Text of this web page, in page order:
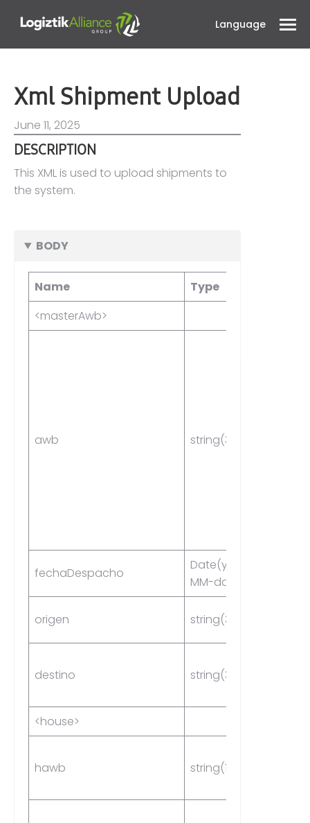
Language
Xml Shipment Upload
June 11, 2025
DESCRIPTION
This XML is used to upload shipments to
the system.
BODY
Name Type
<masterAwb>
awb string(34)
fechaDespacho
Date(yyyy-
MM-dd)
origen string(3)
destino string(3)
<house>
hawb string(12)